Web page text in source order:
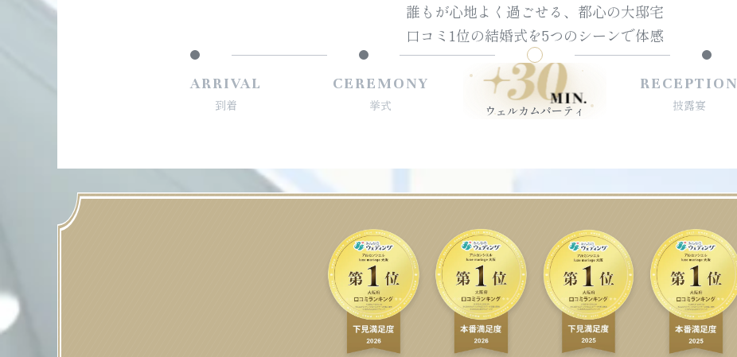
誰もが心地よく過ごせる、 都心の大邸宅
口コミ1位の結婚式を5つのシーンで体感
ARRIVAL
到着
CEREMONY
挙式 ウェルカムパーティ
RECEPTION
披露宴